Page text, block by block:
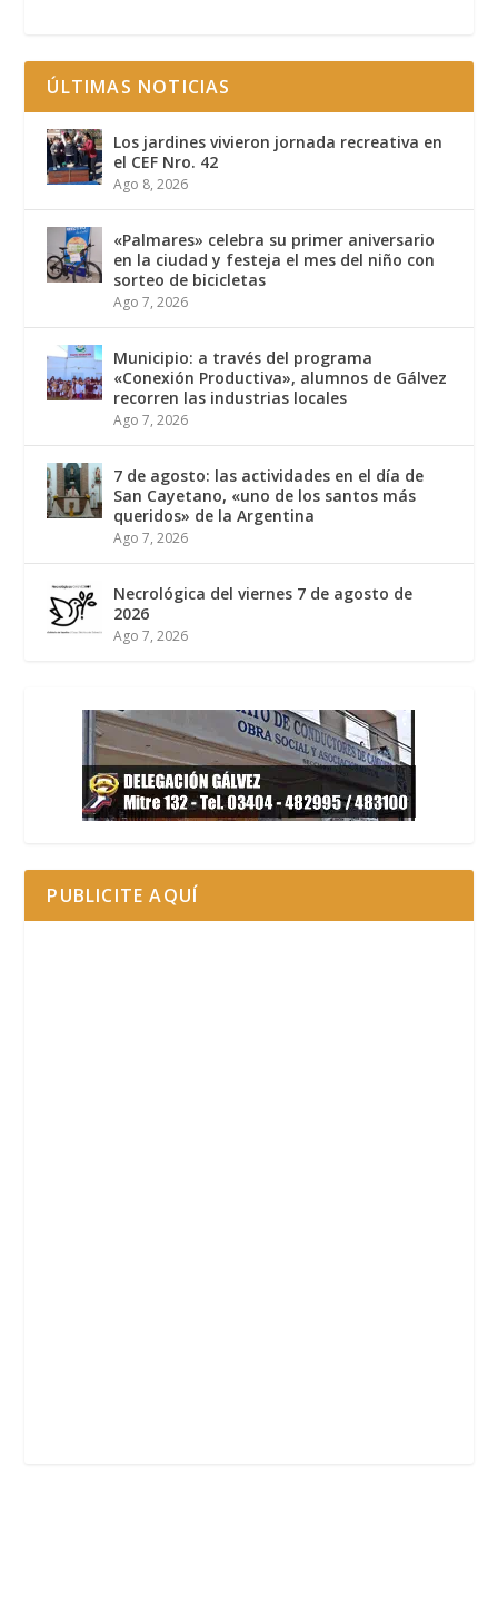
ÚLTIMAS NOTICIAS
Los jardines vivieron jornada recreativa en
el CEF Nro. 42
Ago 8, 2026
«Palmares» celebra su primer aniversario
en la ciudad y festeja el mes del niño con
sorteo de bicicletas
Ago 7, 2026
Municipio: a través del programa
«Conexión Productiva», alumnos de Gálvez
recorren las industrias locales
Ago 7, 2026
7 de agosto: las actividades en el día de
San Cayetano, «uno de los santos más
queridos» de la Argentina
Ago 7, 2026
Necrológica del viernes 7 de agosto de
2026
Ago 7, 2026
PUBLICITE AQUÍ